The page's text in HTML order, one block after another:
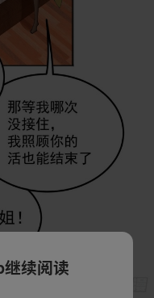
续阅读